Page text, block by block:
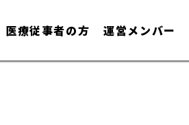
医療従事者の方 運営メンバー